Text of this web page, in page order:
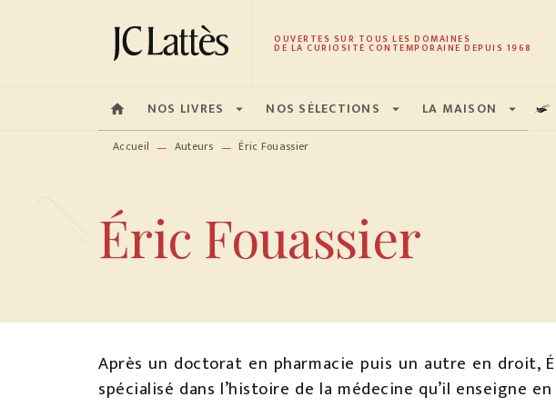
MENU RECHERCHE CONTENU PIED DE PAGE
OUVERTES SUR TOUS LES DOMAINES
DE LA CURIOSITÉ CONTEMPORAINE DEPUIS 1968
home NOS LIVRES arrow_drop_down NOS SÉLECTIONS arrow_drop_down LA MAISON arrow_drop_down
Accueil — Auteurs — Éric Fouassier
Éric Fouassier
Après un doctorat en pharmacie puis un autre en droit,
spécialisé dans l’histoire de la médecine qu’il enseigne